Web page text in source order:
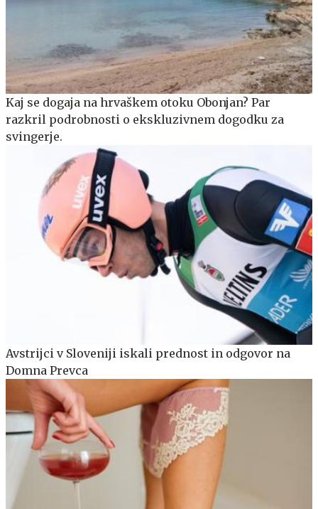
Kaj se dogaja na hrvaškem otoku Obonjan? Par
razkril podrobnosti o ekskluzivnem dogodku za
svingerje.
Avstrijci v Sloveniji iskali prednost in odgovor na
Domna Prevca